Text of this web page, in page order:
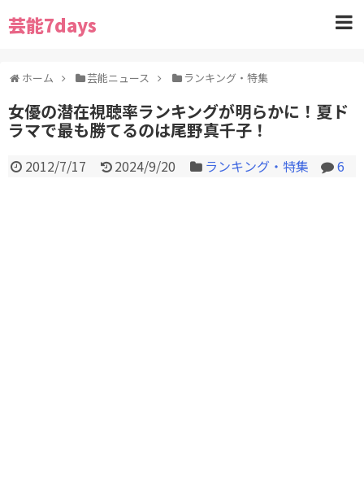
芸能7days
ホーム 芸能ニュース ランキング・特集
女優の潜在視聴率ランキングが明らかに！夏ド
ラマで最も勝てるのは尾野真千子！
2012/7/17 2024/9/20 ランキング・特集 6